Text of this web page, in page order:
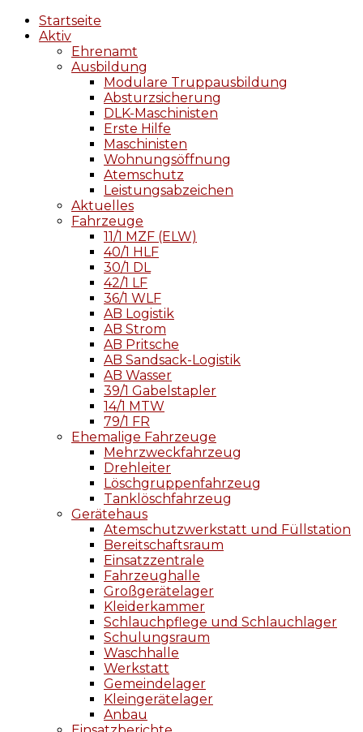
Startseite
Aktiv
Ehrenamt
Ausbildung
Modulare Truppausbildung
Absturzsicherung
DLK-Maschinisten
Erste Hilfe
Maschinisten
Wohnungsöffnung
Atemschutz
Leistungsabzeichen
Aktuelles
Fahrzeuge
11/1 MZF (ELW)
40/1 HLF
30/1 DL
42/1 LF
36/1 WLF
AB Logistik
AB Strom
AB Pritsche
AB Sandsack-Logistik
AB Wasser
39/1 Gabelstapler
14/1 MTW
79/1 FR
Ehemalige Fahrzeuge
Mehrzweckfahrzeug
Drehleiter
Löschgruppenfahrzeug
Tanklöschfahrzeug
Gerätehaus
Atemschutzwerkstatt und Füllstation
Bereitschaftsraum
Einsatzzentrale
Fahrzeughalle
Großgerätelager
Kleiderkammer
Schlauchpflege und Schlauchlager
Schulungsraum
Waschhalle
Werkstatt
Gemeindelager
Kleingerätelager
Anbau